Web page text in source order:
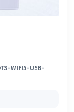
WIFI5-USB-